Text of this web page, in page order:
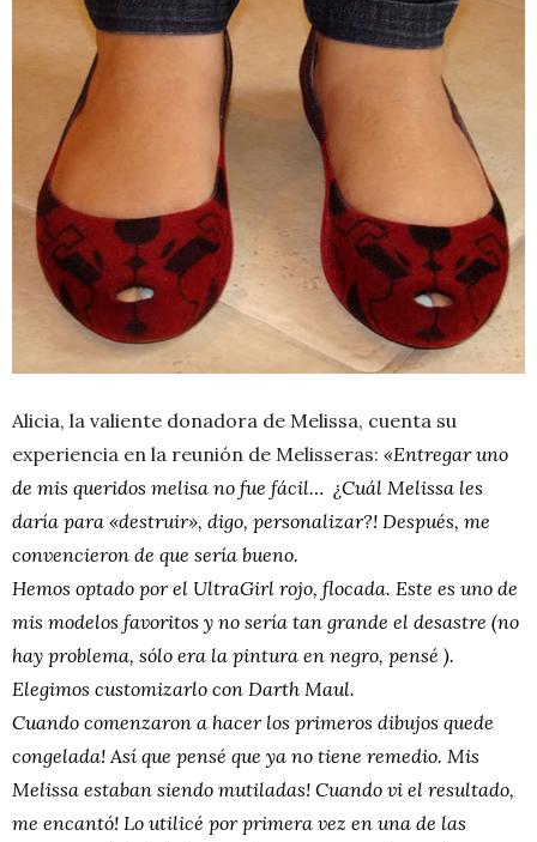
Alicia, la valiente donadora de Melissa, cuenta su
experiencia en la reunión de Melisseras: «Entregar uno
de mis queridos melisa no fue fácil… ¿Cuál Melissa les
daría para «destruir», digo, personalizar?! Después, me
convencieron de que sería bueno.
Hemos optado por el UltraGirl rojo, flocada. Este es uno de
mis modelos favoritos y no sería tan grande el desastre (no
hay problema, sólo era la pintura en negro, pensé ).
Elegimos customizarlo con Darth Maul.
Cuando comenzaron a hacer los primeros dibujos quede
congelada! Así que pensé que ya no tiene remedio. Mis
Melissa estaban siendo mutiladas! Cuando vi el resultado,
me encantó! Lo utilicé por primera vez en una de las